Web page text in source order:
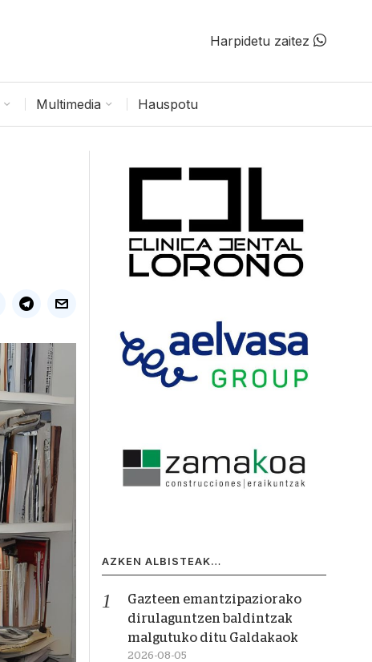
Harpidetu zaitez
Multimedia Hauspotu
AZKEN ALBISTEAK…
Gazteen emantzipaziorako
dirulaguntzen baldintzak
malgutuko ditu Galdakaok
2026-08-05